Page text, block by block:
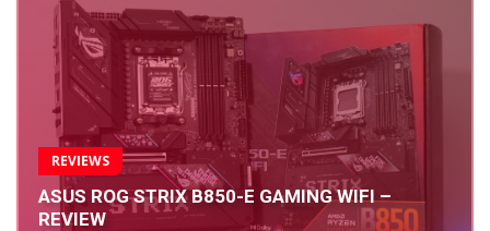
REVIEWS
ASUS ROG STRIX B850-E GAMING WIFI –
REVIEW